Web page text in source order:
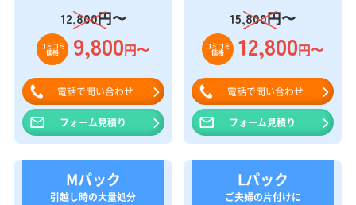
12,800円〜
コミコミ
価格 9,800円〜
電話で問い合わせ
フォーム見積り
15,800円〜
コミコミ
価格 12,800円〜
電話で問い合わせ
フォーム見積り
Mパック
引越し時の大量処分
Lパック
ご夫婦の片付けに